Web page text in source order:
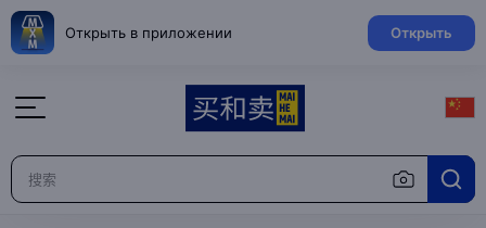
Открыть в приложении Открыть